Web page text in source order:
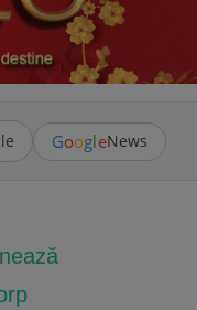
GoogleNews